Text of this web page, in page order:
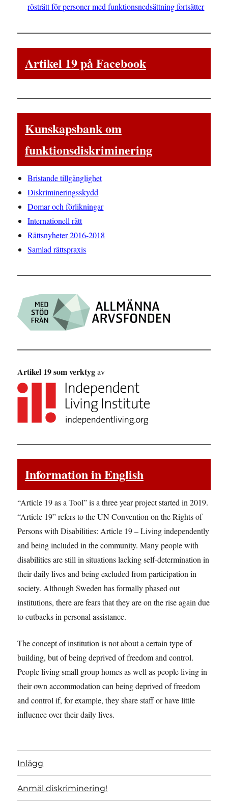
rösträtt för personer med funktionsnedsättning fortsätter
Artikel 19 på Facebook
Kunskapsbank om
funktionsdiskriminering
Bristande tillgänglighet
Diskrimineringsskydd
Domar och förlikningar
Internationell rätt
Rättsnyheter 2016-2018
Samlad rättspraxis
Artikel 19 som verktygav
Information in English
“Article 19 as a Tool” is a three year project started in 2019.
“Article 19” refers to the UN Convention on the Rights of
Persons with Disabilities: Article 19 – Living independently
and being included in the community. Many people with
disabilities are still in situations lacking self-determination in
their daily lives and being excluded from participation in
society. Although Sweden has formally phased out
institutions, there are fears that they are on the rise again due
to cutbacks in personal assistance.
The concept of institution is not about a certain type of
building, but of being deprived of freedom and control.
People living small group homes as well as people living in
their own accommodation can being deprived of freedom
and control if, for example, they share staff or have little
influence over their daily lives.
Inlägg
Anmäl diskriminering!